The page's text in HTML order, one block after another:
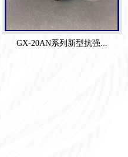
GX-20AN系列新型抗强...